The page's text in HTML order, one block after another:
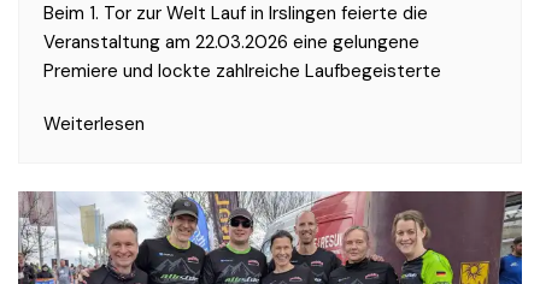
Beim 1. Tor zur Welt Lauf in Irslingen feierte die
Veranstaltung am 22.03.2026 eine gelungene
Premiere und lockte zahlreiche Laufbegeisterte
Weiterlesen